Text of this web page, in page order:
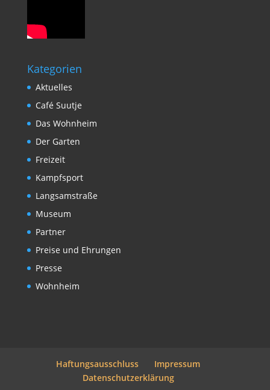
Kategorien
Aktuelles
Café Suutje
Das Wohnheim
Der Garten
Freizeit
Kampfsport
Langsamstraße
Museum
Partner
Preise und Ehrungen
Presse
Wohnheim
Haftungsausschluss
Impressum
Datenschutzerklärung